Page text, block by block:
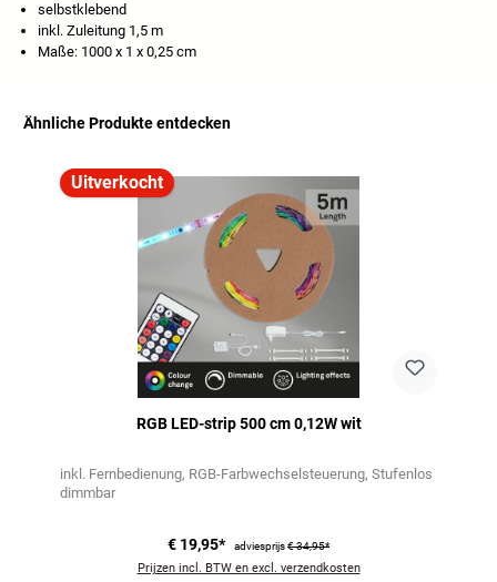
selbstklebend
inkl. Zuleitung 1,5 m
Maße: 1000 x 1 x 0,25 cm
Ähnliche Produkte entdecken
Uitverkocht
RGB LED-strip 500 cm 0,12W wit
inkl. Fernbedienung RGB-Farbwechselsteuerung Stufenlos
dimmbar
€ 19,95* adviesprijs€ 34,95*
Prijzen incl. BTW en excl. verzendkosten